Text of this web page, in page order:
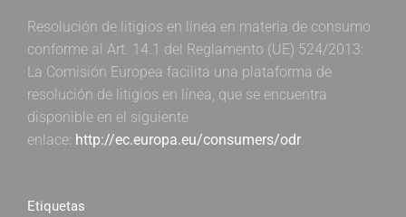
Resolución de litigios en línea en materia de consumo
conforme al Art. 14.1 del Reglamento (UE) 524/2013:
La Comisión Europea facilita una plataforma de
resolución de litigios en línea, que se encuentra
disponible en el siguiente
enlace: http://ec.europa.eu/consumers/odr.
Etiquetas